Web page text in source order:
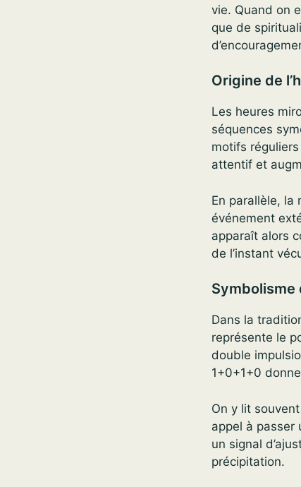
vie. Quand on
que de
Origine de
Les heures
séquences
motifs
attentif et
En parallèle, la
événement
apparaît alors
de l’instant
Dans la
représente le
double
1+0+1+0
On y lit
appel à passer
un signal
précipitation.